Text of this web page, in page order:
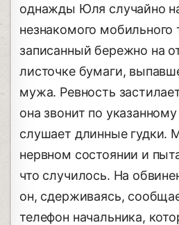
однажды Юля случайно
незнакомого мобильного
записанный бережно на
листочке бумаги,
мужа. Ревность
она звонит по
слушает длинные гудки.
нервном состоянии и
что случилось. На
он, сдерживаясь,
телефон начальника,